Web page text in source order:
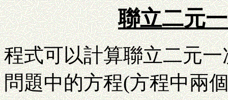
聯立二元
程式可以計算聯立二元
問題中的方程(方程中兩